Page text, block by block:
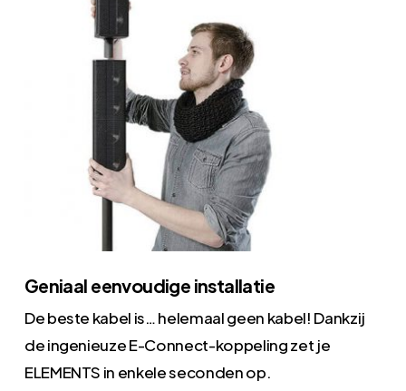
Geniaal eenvoudige installatie
De beste kabel is… helemaal geen kabel! Dankzij
de ingenieuze E-Connect-koppeling zet je
ELEMENTS in enkele seconden op.